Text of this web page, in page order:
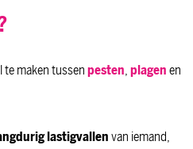
te maken tussenpesten,plagenen
lastigvallenvan iemand,